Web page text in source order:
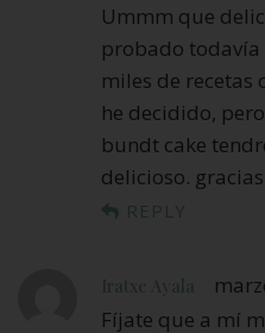
Ummm que
probado todavía
miles de recetas
he decidido,
bundt cake
delicioso.
REPLY
Iratxe Ayala
Fíjate que a mí